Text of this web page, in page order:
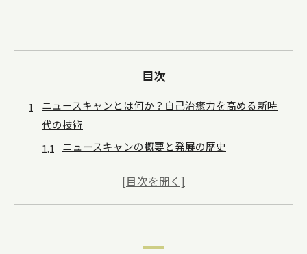
目次
ニュースキャンとは何か？自己治癒力を高める新時
代の技術
ニュースキャンの概要と発展の歴史
自己治癒力とニュースキャンの関連性